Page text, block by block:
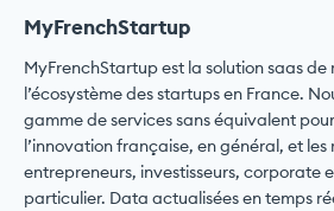
MyFrenchStartup
MyFrenchStartup est la solution saas
l’écosystème des startups en France.
gamme de services sans équivalent
l’innovation française, en général, et les
entrepreneurs, investisseurs, corporate
particulier. Data actualisées en temps